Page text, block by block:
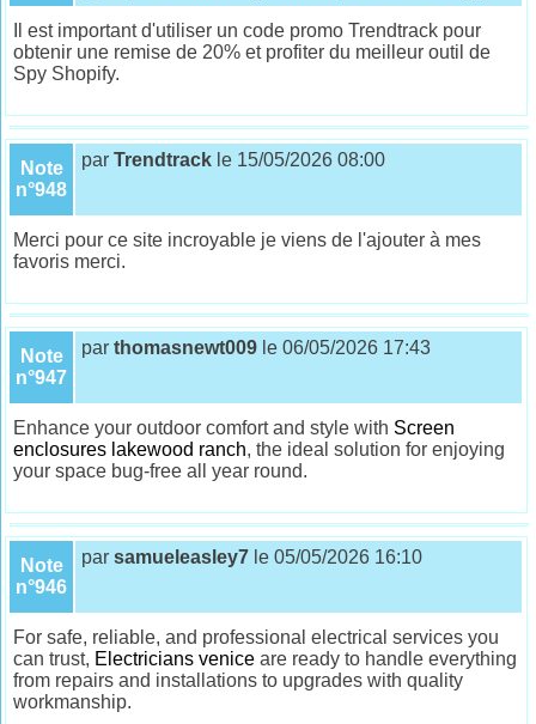
Il est important d'utiliser un code promo Trendtrack pour
obtenir une remise de 20% et profiter du meilleur outil de
Spy Shopify.
Note
n°948
parTrendtrack le 15/05/2026 08:00
Merci pour ce site incroyable je viens de l'ajouter à mes
favoris merci.
Note
n°947
parthomasnewt009 le 06/05/2026 17:43
Enhance your outdoor comfort and style with Screen
enclosures lakewood ranch, the ideal solution for enjoying
your space bug-free all year round.
Note
n°946
parsamueleasley7 le 05/05/2026 16:10
For safe, reliable, and professional electrical services you
can trust, Electricians venice are ready to handle everything
from repairs and installations to upgrades with quality
workmanship.